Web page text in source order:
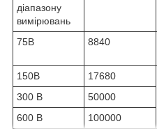
діапазону
вимірювань
75В 8840
150В
17680
300 В
50000
600 В
100000